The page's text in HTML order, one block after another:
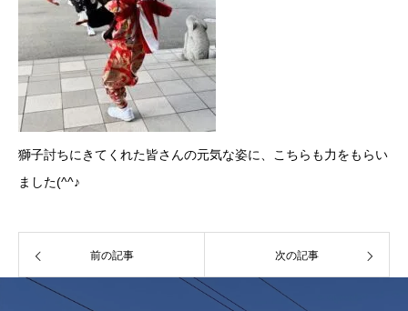
獅子討ちにきてくれた皆さんの元気な姿に、こちらも力をもらい
ました(^^♪
前の記事 次の記事